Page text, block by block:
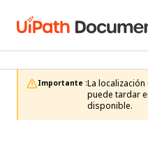
Importante :La
puede tardar
disponible.